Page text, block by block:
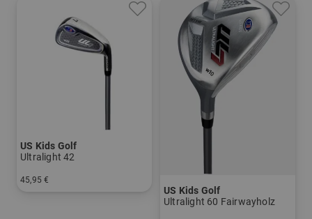
US Kids Golf
Ultralight 42
45,95 €
US Kids Golf
Ultralight 60 Fairwayholz